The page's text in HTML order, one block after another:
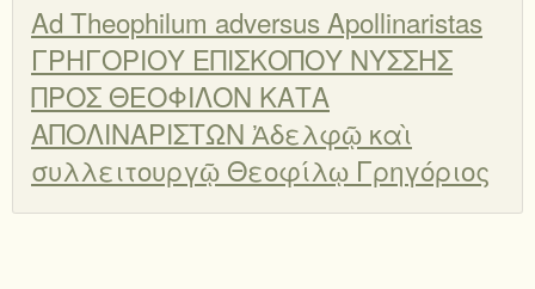
Ad Theophilum adversus Apollinaristas
ΓΡΗΓΟΡΙΟΥ ΕΠΙΣΚΟΠΟΥ ΝΥΣΣΗΣ
ΠΡΟΣ ΘΕΟΦΙΛΟΝ ΚΑΤΑ
ΑΠΟΛΙΝΑΡΙΣΤΩΝ Ἀδελφῷ καὶ
συλλειτουργῷ Θεοφίλῳ Γρηγόριος